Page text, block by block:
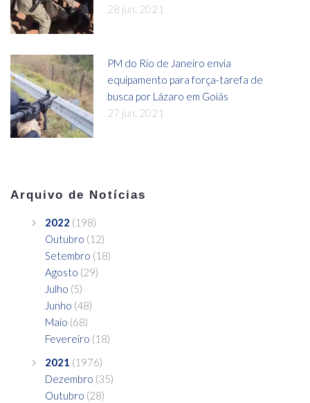
28 jun, 2021
PM do Rio de Janeiro envia
equipamento para força-tarefa de
busca por Lázaro em Goiás
27 jun, 2021
Arquivo de Notícias
2022 (198)
Outubro (12)
Setembro (18)
Agosto (29)
Julho (5)
Junho (48)
Maio (68)
Fevereiro (18)
2021 (1976)
Dezembro (35)
Outubro (28)